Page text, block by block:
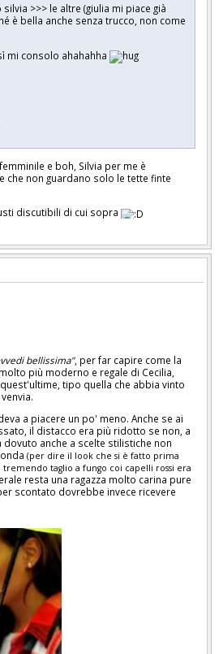
>>> le altre (giulia mi piace già
è bella anche senza trucco, non come
mi consolo ahahahha
e boh, Silvia per me è
che non guardano solo le tette finte
discutibili di cui sopra
bellissima", per far capire come la
più moderno e regale di Cecilia,
tipo quella che abbia vinto
a piacere un po' meno. Anche se ai
il distacco era più ridotto se non, a
anche a scelte stilistiche non
(per dire il look che si è fatto prima
taglio a fungo coi capelli rossi era
resta una ragazza molto carina pure
scontato dovrebbe invece ricevere